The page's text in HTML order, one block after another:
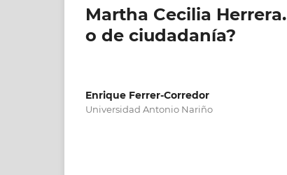
Martha Cecilia
o de ciudadanía?
Enrique Ferrer-Corredor
Universidad Antonio Nariño